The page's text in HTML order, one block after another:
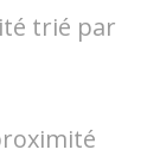
trié par